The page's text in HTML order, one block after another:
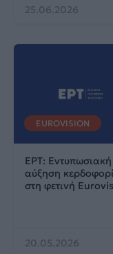
25.06.2026
EUROVISION
ΕΡΤ: Εντυπωσιακή
αύξηση
στη φετινή
20.05.2026